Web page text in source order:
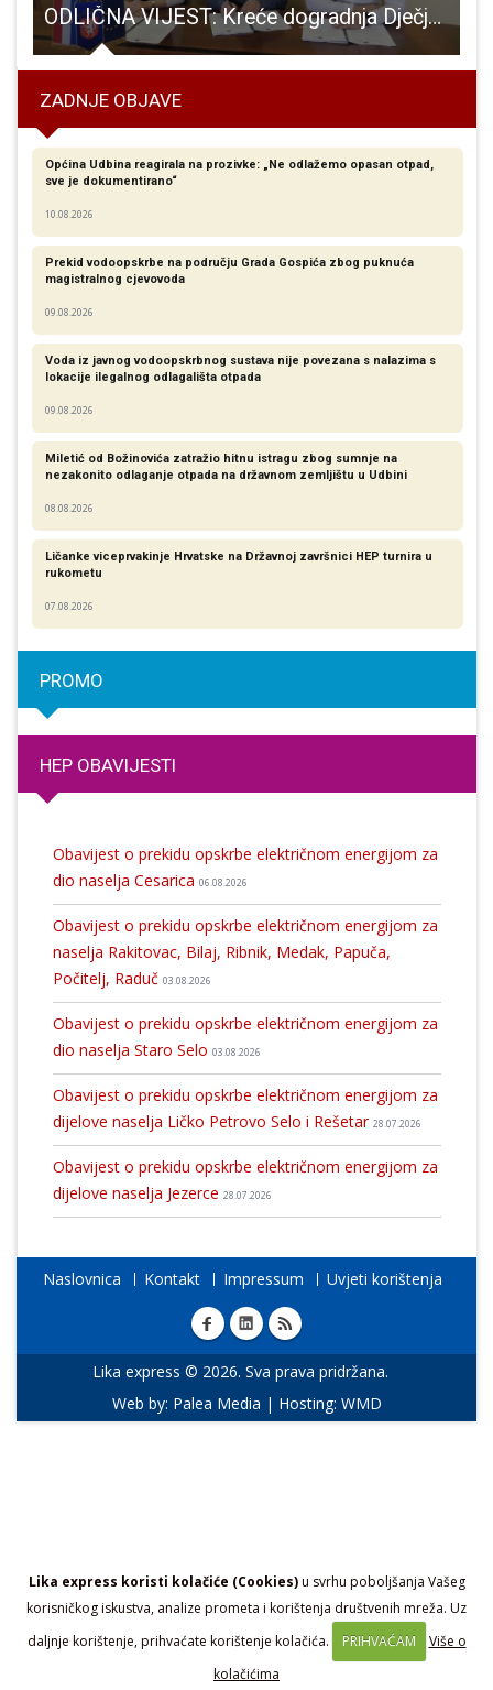
Lika express koristi kolačiće (Cookies)u svrhu poboljšanja Vašeg
korisničkog iskustva, analize prometa i korištenja društvenih mreža. Uz
daljnje korištenje, prihvaćate korištenje kolačića.
PRIHVAĆAM
Više o
kolačićima
ODLIČNA VIJEST: Kreće dogradnja Dječjeg vrtića Pahuljica u Gospiću
ZADNJE OBJAVE
Općina Udbina reagirala na prozivke: „Ne odlažemo opasan otpad,
sve je dokumentirano“
10.08.2026
Prekid vodoopskrbe na području Grada Gospića zbog puknuća
magistralnog cjevovoda
09.08.2026
Voda iz javnog vodoopskrbnog sustava nije povezana s nalazima s
lokacije ilegalnog odlagališta otpada
09.08.2026
Miletić od Božinovića zatražio hitnu istragu zbog sumnje na
nezakonito odlaganje otpada na državnom zemljištu u Udbini
08.08.2026
Ličanke viceprvakinje Hrvatske na Državnoj završnici HEP turnira u
rukometu
07.08.2026
PROMO
HEP OBAVIJESTI
Obavijest o prekidu opskrbe električnom energijom za
dio naselja Cesarica 06.08.2026
Obavijest o prekidu opskrbe električnom energijom za
naselja Rakitovac, Bilaj, Ribnik, Medak, Papuča,
Počitelj, Raduč 03.08.2026
Obavijest o prekidu opskrbe električnom energijom za
dio naselja Staro Selo 03.08.2026
Obavijest o prekidu opskrbe električnom energijom za
dijelove naselja Ličko Petrovo Selo i Rešetar 28.07.2026
Obavijest o prekidu opskrbe električnom energijom za
dijelove naselja Jezerce 28.07.2026
Naslovnica Kontakt Impressum Uvjeti korištenja
Lika express © 2026. Sva prava pridržana.
Web by: Palea Media | Hosting: WMD